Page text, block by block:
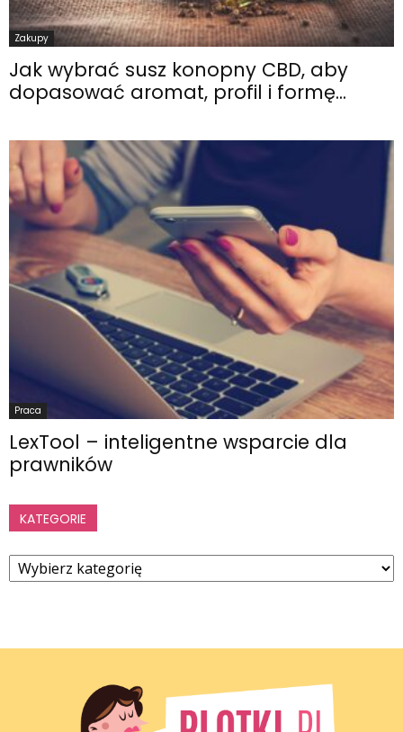
Zakupy
Jak wybrać susz konopny CBD, aby
dopasować aromat, profil i formę...
Praca
LexTool – inteligentne wsparcie dla
prawników
KATEGORIE
Kategorie